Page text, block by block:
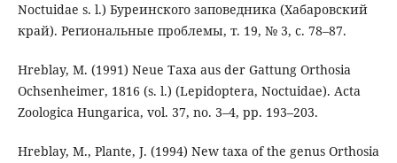
Noctuidae s. l.) Буреинского заповедника (Хабаровский
край). Региональные проблемы, т. 19, № 3, с. 78–87.
Hreblay, M. (1991) Neue Taxa aus der Gattung Orthosia
Ochsenheimer, 1816 (s. l.) (Lepidoptera, Noctuidae). Acta
Zoologica Hungarica, vol. 37, no. 3–4, pp. 193–203.
Hreblay, M., Plante, J. (1994) New taxa of the genus Orthosia